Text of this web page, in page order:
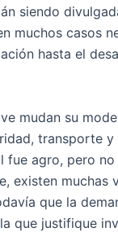
siendo
muchos casos
hasta el
mudan su
transporte
fue agro, pero
existen muchas
que la
que justifique